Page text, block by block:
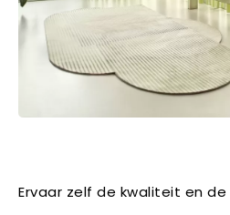
Ervaar zelf de kwaliteit en